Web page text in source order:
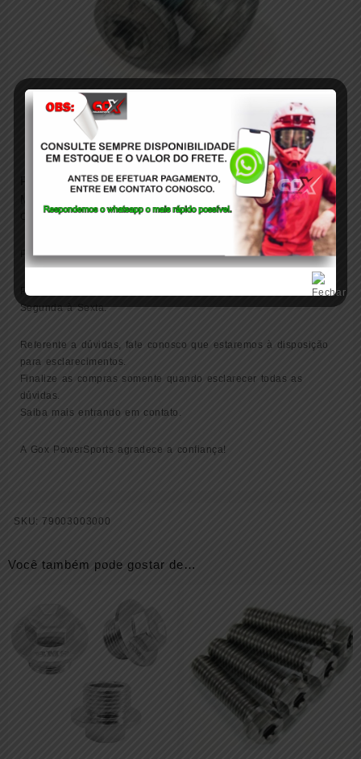
PARAFUSO FLANGE COM BATEDOR TORX45
Produtos a pronta entrega.
Postagens feitas somente após a confirmação do pagamento de
Segunda à Sexta.
Referente a dúvidas, fale conosco que estaremos à disposição
para esclarecimentos.
Finalize as compras somente quando esclarecer todas as
dúvidas.
Saiba mais entrando em contato.
A Gox PowerSports agradece a confiança!
SKU: 79003003000
Você também pode gostar de…